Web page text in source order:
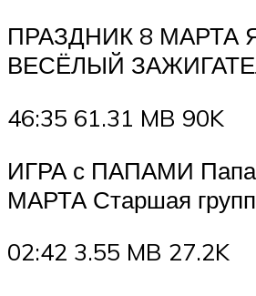
ПРАЗДНИК 8 МАРТА
ВЕСЁЛЫЙ
46:35 61.31 MB 90K
ИГРА с ПАПАМИ Папа
МАРТА Старшая
02:42 3.55 MB 27.2K